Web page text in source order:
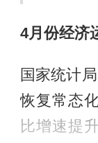
4月份经济
国家统计
恢复常态
比增速提